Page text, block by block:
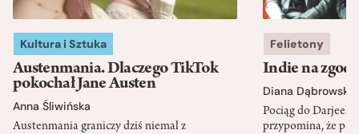
Kultura i Sztuka
Austenmania. Dlaczego TikTok
pokochał Jane Austen
Anna Śliwińska
Austenmania graniczy dziś niemal z
Felietony
Indie na
Diana Dąbrowska
Pociąg do
przypomina, że